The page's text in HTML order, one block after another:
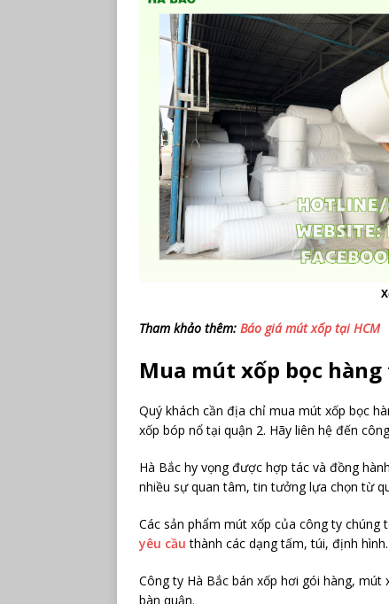
Tham khảo thêm: Báo giá mút xốp tại HCM
Mua mút xốp bọc
Quý khách cần địa chỉ mua mút xốp bọc
xốp bóp nổ tại quận 2. Hãy liên hệ đến
Hà Bắc hy vọng được hợp tác và đồng
nhiều sự quan tâm, tin tưởng lựa chọn từ
Các sản phẩm mút xốp của công ty chúng
yêu cầu thành các dạng tấm, túi, định
Công ty Hà Bắc bán xốp hơi gói hàng,
bàn quận.